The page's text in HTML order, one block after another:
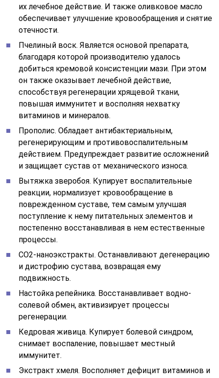
их лечебное действие. И также оливковое масло
обеспечивает улучшение кровообращения и снятие
отечности.
Пчелиный воск. Является основой препарата,
благодаря которой производителю удалось
добиться кремовой консистенции мази. При этом
он также оказывает лечебной действие,
способствуя регенерации хрящевой ткани,
повышая иммунитет и восполняя нехватку
витаминов и минералов.
Прополис. Обладает антибактериальным,
регенерирующим и противовоспалительным
действием. Предупреждает развитие осложнений
и защищает сустав от механического износа.
Вытяжка зверобоя. Купирует воспалительные
реакции, нормализует кровообращение в
поврежденном суставе, тем самым улучшая
поступление к нему питательных элементов и
постепенно восстанавливая в нем естественные
процессы.
СО2-наноэкстракты. Останавливают дегенерацию
и дистрофию сустава, возвращая ему
подвижность.
Настойка репейника. Восстанавливает водно-
солевой обмен, активизирует процессы
регенерации.
Кедровая живица. Купирует болевой синдром,
снимает воспаление, повышает местный
иммунитет.
Экстракт хмеля. Восполняет дефицит витаминов и